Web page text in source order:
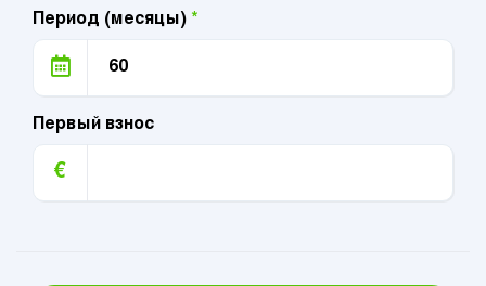
Период (месяцы) *
Первый взнос
€